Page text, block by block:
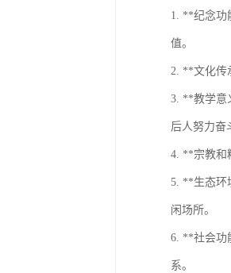
1. **纪念功
值。
2. **文化传
3. **教学意
后人努力奋
4. **宗教和
5. **生态环
闲场所。
6. **社会功
系。